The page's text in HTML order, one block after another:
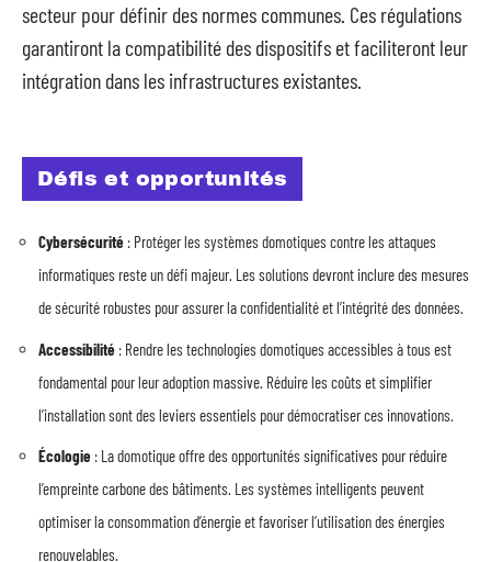
secteur pour définir des normes communes. Ces régulations
garantiront la compatibilité des dispositifs et faciliteront leur
intégration dans les infrastructures existantes.
Défis et opportunités
Cybersécurité : Protéger les systèmes domotiques contre les attaques
informatiques reste un défi majeur. Les solutions devront inclure des mesures
de sécurité robustes pour assurer la confidentialité et l’intégrité des données.
Accessibilité : Rendre les technologies domotiques accessibles à tous est
fondamental pour leur adoption massive. Réduire les coûts et simplifier
l’installation sont des leviers essentiels pour démocratiser ces innovations.
Écologie : La domotique offre des opportunités significatives pour réduire
l’empreinte carbone des bâtiments. Les systèmes intelligents peuvent
optimiser la consommation d’énergie et favoriser l’utilisation des énergies
renouvelables.